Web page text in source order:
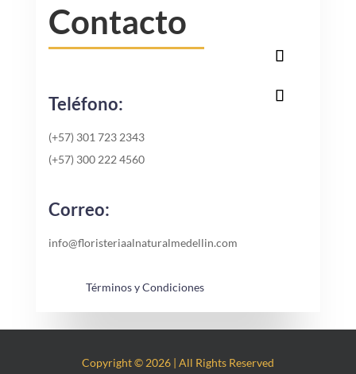
Contacto
Teléfono:
(+57) 301 723 2343
(+57) 300 222 4560
Correo:
info@floristeriaalnaturalmedellin.com
Términos y Condiciones
Copyright © 2026 | All Rights Reserved